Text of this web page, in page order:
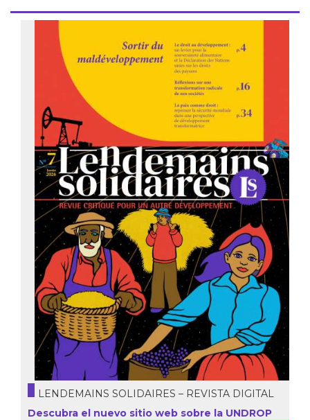
LENDEMAINS SOLIDAIRES – REVISTA DIGITAL
Descubra el nuevo sitio web sobre la UNDROP